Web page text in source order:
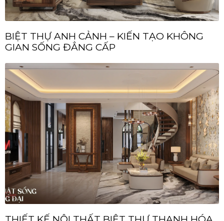
BIỆT THỰ ANH CẢNH – KIẾN TẠO KHÔNG
GIAN SỐNG ĐẲNG CẤP